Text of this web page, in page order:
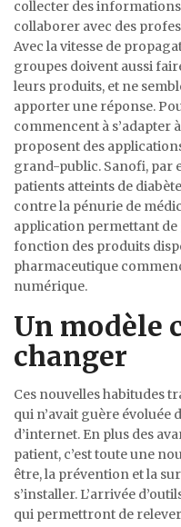
collecter des
collaborer avec des
Avec la vitesse de
groupes doivent aussi
leurs produits, et ne
apporter une réponse.
commencent à s’adapter
proposent des
grand-public. Sanofi, par
patients atteints de
contre la pénurie de
application permettant
fonction des produits
pharmaceutique
numérique.
Un modèle
changer
Ces nouvelles habitudes
qui n’avait guère évoluée
d’internet. En plus des
patient, c’est toute une
être, la prévention et la
s’installer. L’arrivée
qui permettront de